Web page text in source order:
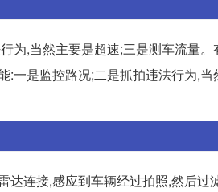
为,当然主要是超速;三是测车流量
一是监控路况;二是抓拍违法行为,
连接,感应到车辆经过拍照,然后过